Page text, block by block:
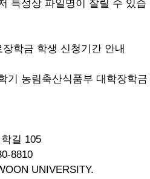
특성상 파일명이 잘릴 수 있습
학금 학생 신청기간 안내
기 농림축산식품부 대학장학금
길 105
8810
UNIVERSITY.